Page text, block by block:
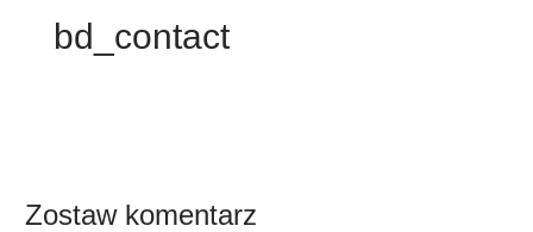
bd_contact
Zostaw komentarz